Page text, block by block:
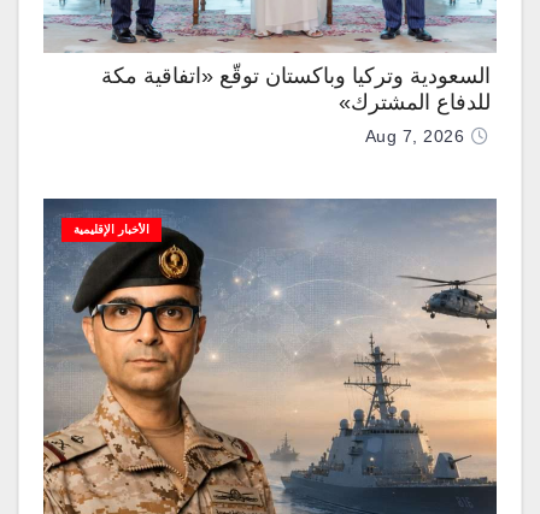
السعودية وتركيا وباكستان توقّع «اتفاقية مكة
للدفاع المشترك»
Aug 7, 2026
الأخبار الإقليمية